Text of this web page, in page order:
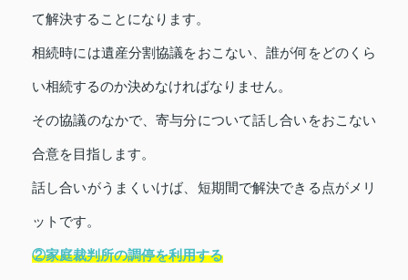
て解決することになります。
相続時には遺産分割協議をおこない、誰が何をどのくら
い相続するのか決めなければなりません。
その協議のなかで、寄与分について話し合いをおこない
合意を目指します。
話し合いがうまくいけば、短期間で解決できる点がメリ
ットです。
②家庭裁判所の調停を利用する